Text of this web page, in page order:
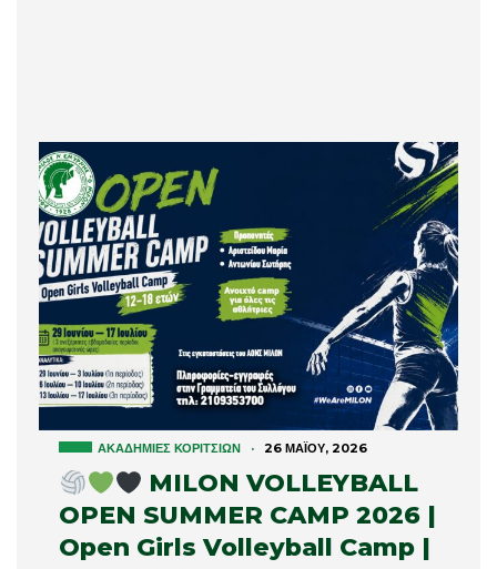
ΑΚΑΔΗΜΊΕΣ ΚΟΡΙΤΣΙΏΝ · 26 ΜΑΪ́ΟΥ, 2026
MILON VOLLEYBALL
OPEN SUMMER CAMP 2026 |
Open Girls Volleyball Camp |